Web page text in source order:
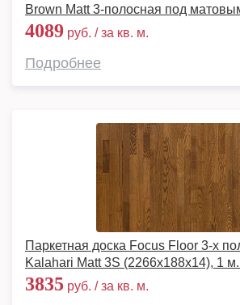
Brown Matt 3-полосная под
4089 руб. / за кв. м.
Подробнее
Паркетная доска Focus Floor 3-х
Kalahari Matt 3S (2266х188х14), 1
3835 руб. / за кв. м.